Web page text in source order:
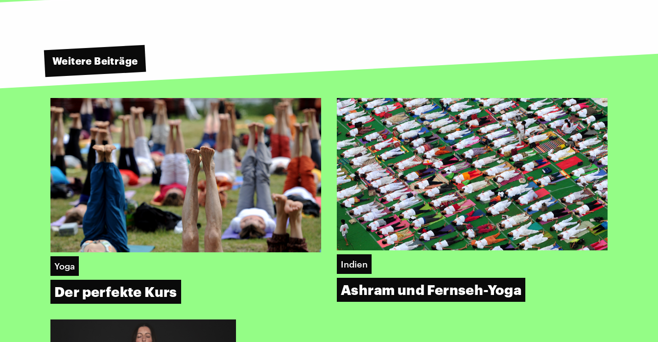
Weitere Beiträge
Yoga
Der perfekte Kurs
Indien
Ashram und Fernseh-Yoga